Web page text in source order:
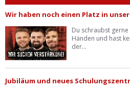
Wir haben noch einen Platz in
Du schraubst
Händen und hast
der...
Jubiläum und neues